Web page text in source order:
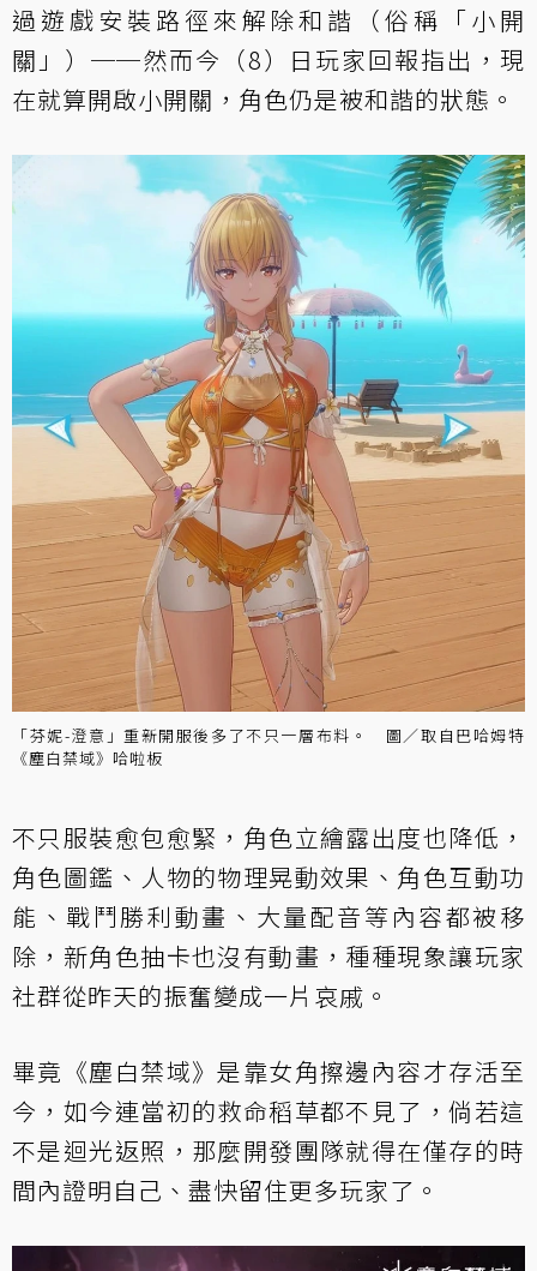
過遊戲安裝路徑來解除和諧（俗稱「小開
關」）──然而今（8）日玩家回報指出，現
在就算開啟小開關，角色仍是被和諧的狀態。
「芬妮-澄意」重新開服後多了不只一層布料。 圖／取自巴哈姆特
《塵白禁域》哈啦板
不只服裝愈包愈緊，角色立繪露出度也降低，
角色圖鑑、人物的物理晃動效果、角色互動功
能、戰鬥勝利動畫、大量配音等內容都被移
除，新角色抽卡也沒有動畫，種種現象讓玩家
社群從昨天的振奮變成一片哀戚。
畢竟《塵白禁域》是靠女角擦邊內容才存活至
今，如今連當初的救命稻草都不見了，倘若這
不是迴光返照，那麼開發團隊就得在僅存的時
間內證明自己、盡快留住更多玩家了。